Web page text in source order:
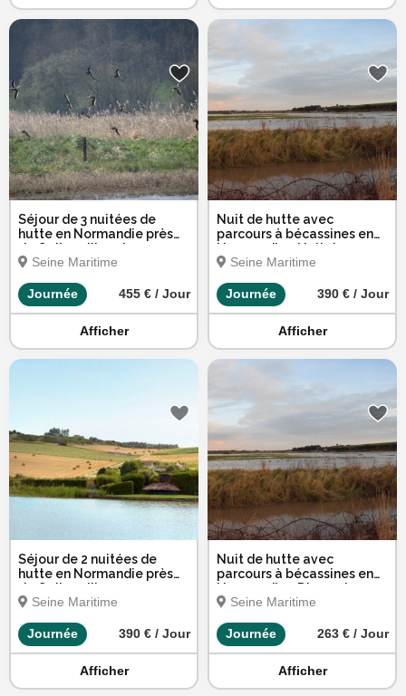
Séjour de 3 nuitées de
hutte en Normandie près
de Quiberville - du
dimanche au mercredi
Seine Maritime
Journée 455 € / Jour
Afficher
Nuit de hutte avec
parcours à bécassines en
Normandie - Nuit du
samedi
Seine Maritime
Journée 390 € / Jour
Afficher
Séjour de 2 nuitées de
hutte en Normandie près
de Quiberville
Seine Maritime
Journée 390 € / Jour
Afficher
Nuit de hutte avec
parcours à bécassines en
Normandie - Dimanche,
lundi ou mardi
Seine Maritime
Journée 263 € / Jour
Afficher